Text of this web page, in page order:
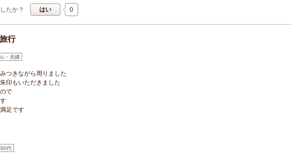
たか？ 0
はい
行
・夫婦
つきながら周りました
印もいただきました
で
足です
代